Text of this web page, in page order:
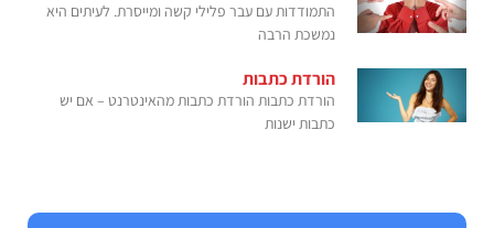
התמודדות עם עבר פלילי קשה ומייסרת. לעיתים היא
נמשכת הרבה
הורדת כתבות
הורדת כתבות הורדת כתבות מהאינטרנט – אם יש
כתבות ישנות